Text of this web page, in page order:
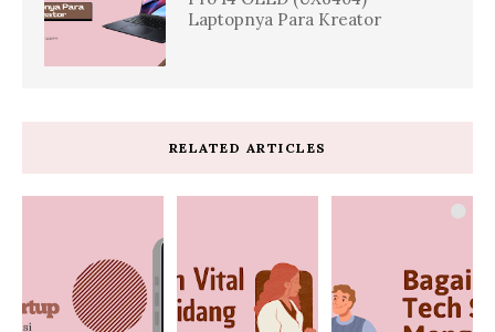
Laptopnya Para Kreator
RELATED ARTICLES